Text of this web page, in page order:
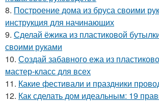
8. Построение дома из бруса своими
инструкция для начинающих
9. Сделай ёжика из пластиковой
своими руками
10. Создай забавного ежа из
мастер-класс для всех
11. Какие фестивали и праздники
12. Как сделать дом идеальным: 19